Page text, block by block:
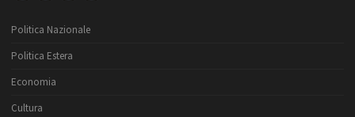
Politica Nazionale
Politica Estera
Economia
Cultura